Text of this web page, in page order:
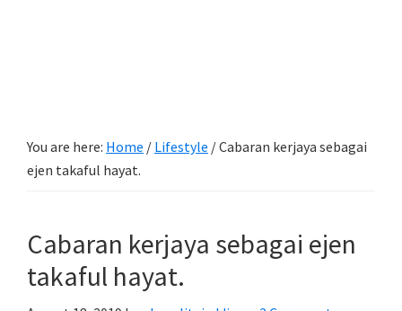
You are here: Home / Lifestyle /Cabaran kerjaya sebagai
ejen takaful hayat.
Cabaran kerjaya sebagai ejen
takaful hayat.